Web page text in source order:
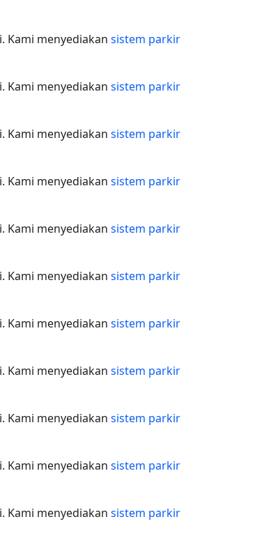
Kami menyediakan sistem parkir
Kami menyediakan sistem parkir
Kami menyediakan sistem parkir
Kami menyediakan sistem parkir
Kami menyediakan sistem parkir
Kami menyediakan sistem parkir
Kami menyediakan sistem parkir
Kami menyediakan sistem parkir
Kami menyediakan sistem parkir
Kami menyediakan sistem parkir
Kami menyediakan sistem parkir